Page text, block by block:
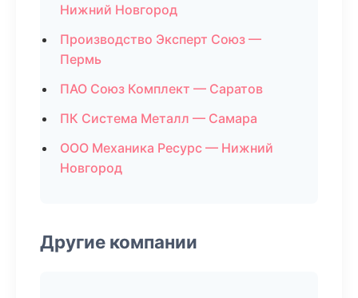
Нижний Новгород
Производство Эксперт Союз —
Пермь
ПАО Союз Комплект — Саратов
ПК Система Металл — Самара
ООО Механика Ресурс — Нижний
Новгород
Другие компании